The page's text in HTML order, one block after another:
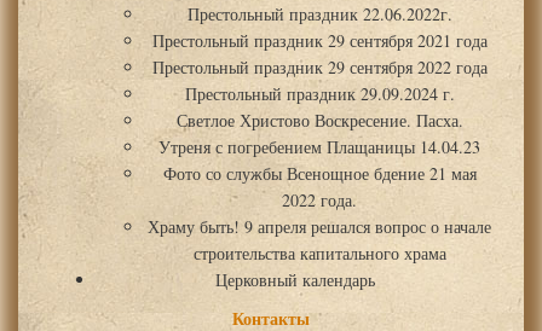
Престольный праздник 22.06.2022г.
Престольный праздник 29 сентября 2021 года
Престольный праздник 29 сентября 2022 года
Престольный праздник 29.09.2024 г.
Светлое Христово Воскресение. Пасха.
Утреня с погребением Плащаницы 14.04.23
Фото со службы Всенощное бдение 21 мая
2022 года.
Храму быть! 9 апреля решался вопрос о начале
строительства капитального храма
Церковный календарь
Контакты